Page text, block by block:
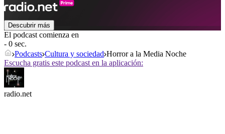
Descubrir más
El podcast comienza en
- 0 sec.
Podcasts Cultura y sociedad Horror a la Media Noche
Escucha gratis este podcast en la aplicación:
radio.net